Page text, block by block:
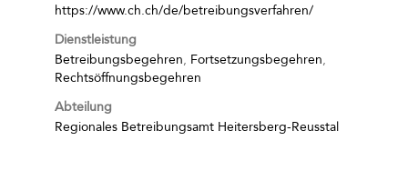
https://www.ch.ch/de/betreibungsverfahren/
Dienstleistung
Betreibungsbegehren, Fortsetzungsbegehren,
Rechtsöffnungsbegehren
Abteilung
Regionales Betreibungsamt Heitersberg-Reusstal